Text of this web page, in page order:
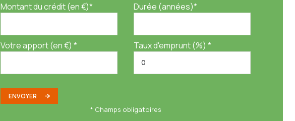
Montant du crédit (en €)* Durée (années)*
Votre apport (en €) * Taux d'emprunt (%) *
ENVOYER
* Champs obligatoires